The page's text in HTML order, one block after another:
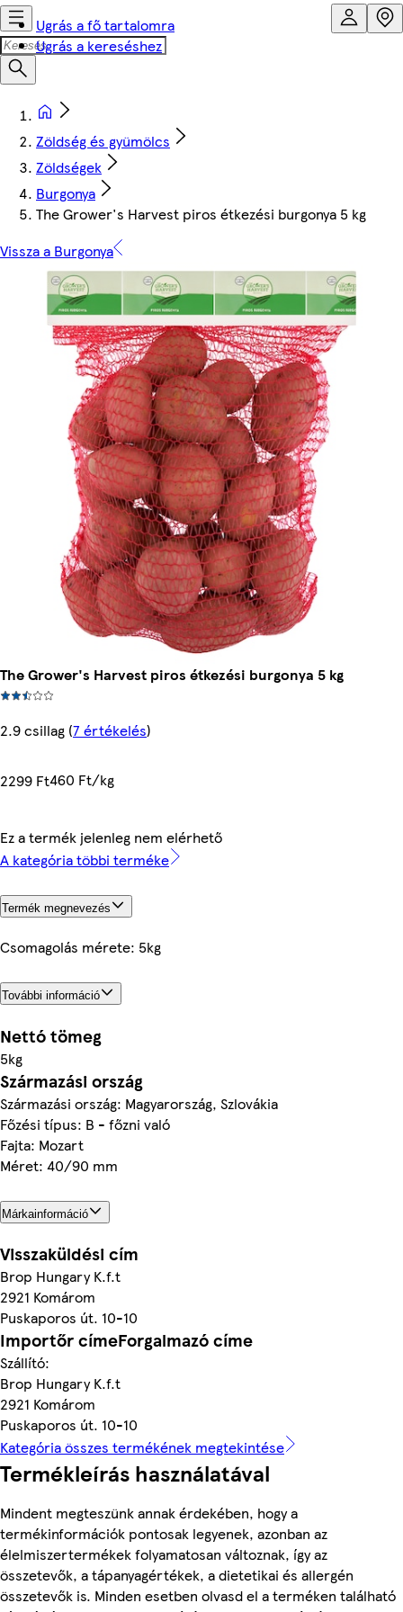
Ugrás a fő tartalomra
Ugrás a kereséshez
Zöldség és gyümölcs
Zöldségek
Burgonya
The Grower's Harvest piros étkezési burgonya 5 kg
Vissza a Burgonya
The Grower's Harvest piros étkezési burgonya 5 kg
2.9 csillag (7 értékelés)
2299 Ft460 Ft/kg
Ez a termék jelenleg nem elérhető
A kategória többi terméke
Termék megnevezés
Csomagolás mérete: 5kg
További információ
Nettó tömeg
5kg
Származási ország
Származási ország: Magyarország, Szlovákia
Főzési típus: B - főzni való
Fajta: Mozart
Méret: 40/90 mm
Márkainformáció
Visszaküldési cím
Brop Hungary K.f.t
2921 Komárom
Puskaporos út. 10-10
Importőr címeForgalmazó címe
Szállító:
Brop Hungary K.f.t
2921 Komárom
Puskaporos út. 10-10
Kategória összes termékének megtekintése
Termékleírás használatával
Mindent megteszünk annak érdekében, hogy a
termékinformációk pontosak legyenek, azonban az
élelmiszertermékek folyamatosan változnak, így az
összetevők, a tápanyagértékek, a dietetikai és allergén
összetevők is. Minden esetben olvasd el a terméken található